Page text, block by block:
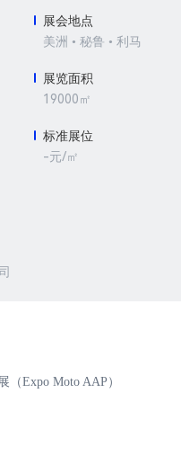
展会地点
美洲 • 秘鲁 • 利马
展览面积
19000㎡
标准展位
-元/㎡
Expo Moto AAP）